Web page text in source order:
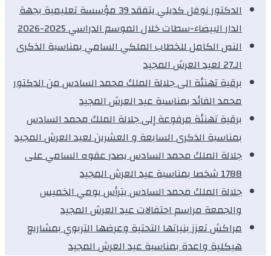
الدكتور نوفل كديلي يتفقد 39 مؤسسة تعليمية بجهة
الدار البيضاء-سطات خلال الموسم الدراسي 2025-2026
النص الكامل للخطاب الملكي السامي بمناسبة الذكرى
الـ27 لعيد العرش المجيد
برقية تهنئة الى جلالة الملك محمد السادس من الدكتور
محمد الفائد بمناسبة عيد العرش المجيد
برقية تهنئة مرفوعة إلى جلالة الملك محمد السادس
بمناسبة الذكرى السابعة و العشرين لعيد العرش المجيد
جلالة الملك محمد السادس يصدر عفوه السامي على
1788 شخصا بمناسبة عيد العرش المجيد
جلالة الملك محمد السادس يترأس يومي الخميس
والجمعة مراسم احتفالات عيد العرش المجيد
مراكش تعزز بنياتها التحتية وعرضها التربوي بمشاريع
هيكلية واعدة بمناسبة عيد العرش المجيد